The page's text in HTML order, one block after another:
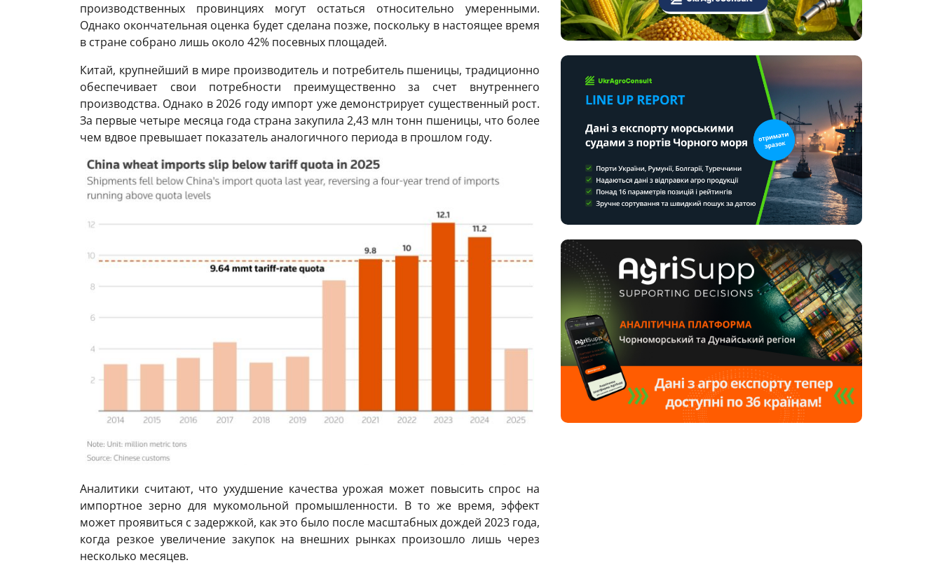
производственных провинциях могут остаться относительно умеренными.
Однако окончательная оценка будет сделана позже, поскольку в настоящее время
в стране собрано лишь около 42% посевных площадей.
Китай, крупнейший в мире производитель и потребитель пшеницы, традиционно
обеспечивает свои потребности преимущественно за счет внутреннего
производства. Однако в 2026 году импорт уже демонстрирует существенный рост.
За первые четыре месяца года страна закупила 2,43 млн тонн пшеницы, что более
чем вдвое превышает показатель аналогичного периода в прошлом году.
Аналитики считают, что ухудшение качества урожая может повысить спрос на
импортное зерно для мукомольной промышленности. В то же время, эффект
может проявиться с задержкой, как это было после масштабных дождей 2023 года,
когда резкое увеличение закупок на внешних рынках произошло лишь через
несколько месяцев.